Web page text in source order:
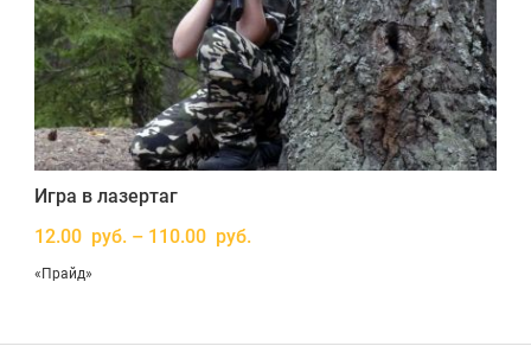
Игра в лазертаг
12.00 руб. – 110.00 руб.
«Прайд»